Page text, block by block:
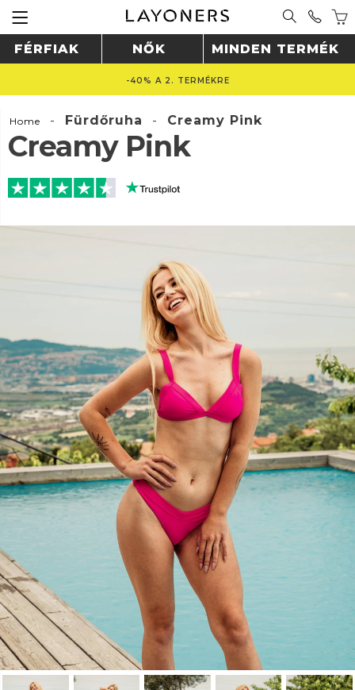
FÉRFIAK NŐK MINDEN TERMÉK
-40% A 2. TERMÉKRE
Home - Fürdőruha - Creamy Pink
Creamy Pink